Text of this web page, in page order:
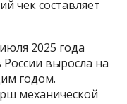
чек составляет
2025 года
выросла на
годом.
механической